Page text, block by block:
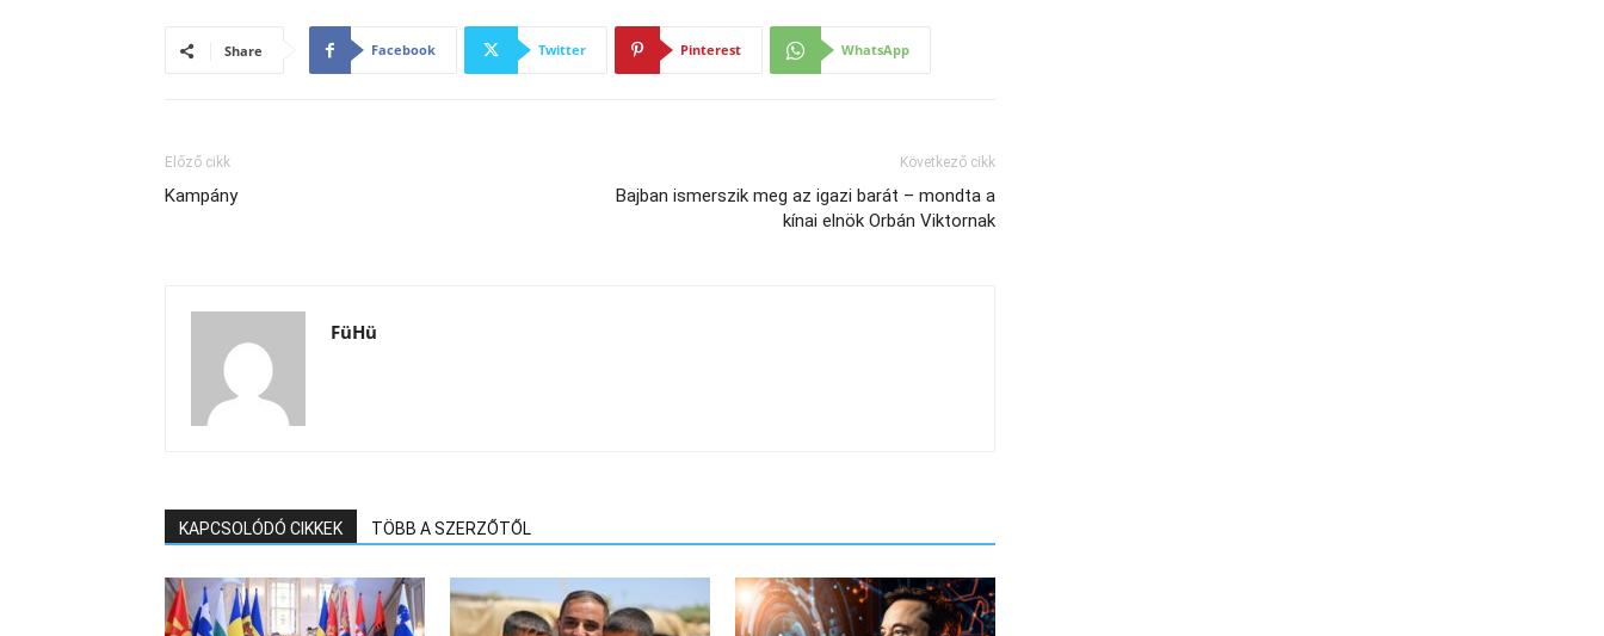
Share Facebook Twitter Pinterest WhatsApp
Előző cikk
Kampány
Következő cikk
Bajban ismerszik meg az igazi barát – mondta a
kínai elnök Orbán Viktornak
FüHü
KAPCSOLÓDÓ CIKKEK TÖBB A SZERZŐTŐL